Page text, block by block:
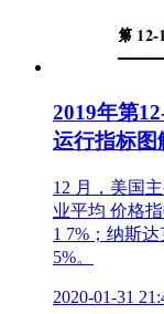
2019年第
运行指标图
12 月，美国
业平均 价格
1 7%；纳斯
5%。
2020-01-31